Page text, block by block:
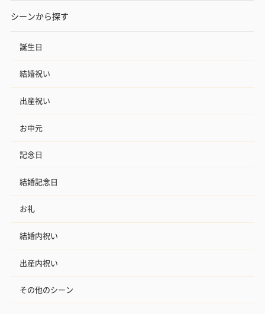
シーンから探す
誕生日
結婚祝い
出産祝い
お中元
記念日
結婚記念日
お礼
結婚内祝い
出産内祝い
その他のシーン